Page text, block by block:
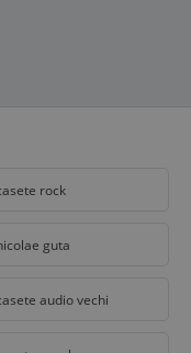
rock
guta
audio vechi